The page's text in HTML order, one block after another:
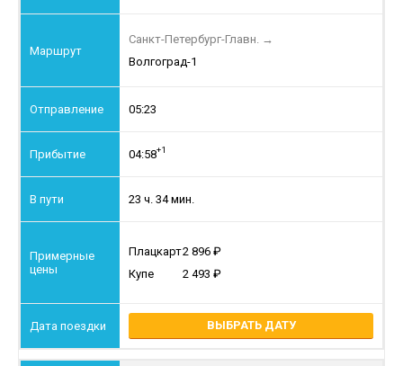
Санкт-Петербург-Главн. →
Волгоград-1
05:23
04:58+1
23 ч. 34 мин.
Плацкарт2 896
Купе
2 493
ВЫБРАТЬ ДАТУ